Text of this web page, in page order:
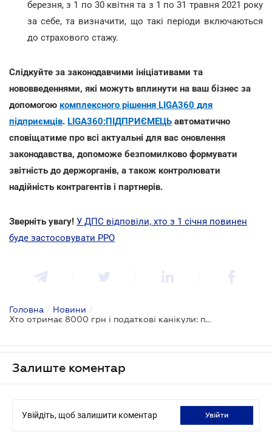
березня, з 1 по 30 квітня та з 1 по 31 травня 2021 року
за себе, та визначити, що такі періоди включаються
до страхового стажу.
Слідкуйте за законодавчими ініціативами та
нововведеннями, які можуть вплинути на ваш бізнес за
допомогою комплексного рішення LIGA360 для
підприємців. LIGA360:ПІДПРИЄМЕЦЬ автоматично
сповіщатиме про всі актуальні для вас оновлення
законодавства, допоможе безпомилково формувати
звітність до держорганів, а також контролювати
надійність контрагентів і партнерів.
Зверніть увагу! У ДПС відповіли, хто з 1 січня повинен
буде застосовувати РРО
Головна / Новини /
Хто отримає 8000 грн і податкові канікули: президентські проекти
Залиште коментар
Увійдіть, щоб залишити коментар увійти